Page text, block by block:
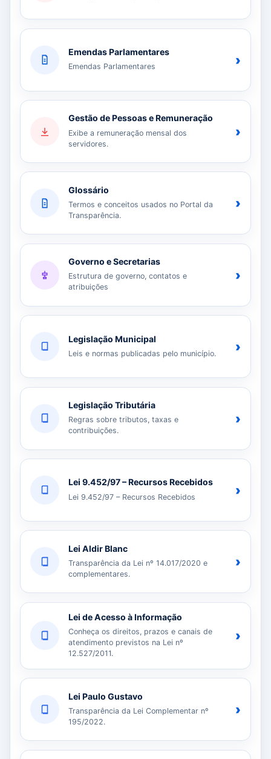
Emendas Parlamentares
Emendas Parlamentares ›
Gestão de Pessoas e Remuneração
Exibe a remuneração mensal dos
servidores.
›
Glossário
Termos e conceitos usados no Portal da
Transparência.
›
Governo e Secretarias
Estrutura de governo, contatos e
atribuições
›
Legislação Municipal
Leis e normas publicadas pelo município. ›
Legislação Tributária
Regras sobre tributos, taxas e
contribuições.
›
Lei 9.452/97 – Recursos Recebidos
Lei 9.452/97 – Recursos Recebidos ›
Lei Aldir Blanc
Transparência da Lei nº 14.017/2020 e
complementares.
›
Lei de Acesso à Informação
Conheça os direitos, prazos e canais de
atendimento previstos na Lei nº
12.527/2011.
›
Lei Paulo Gustavo
Transparência da Lei Complementar nº
195/2022.
›